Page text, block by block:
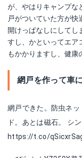
が、やはりキャンプな
戸がついていた方が
開けっぱなしにしてし
すし、かといってエア
もかかりますし、健康
網戸を作って車
網戸できた。防虫ネ
ド。あとは磁石。 シ
https://t.co/